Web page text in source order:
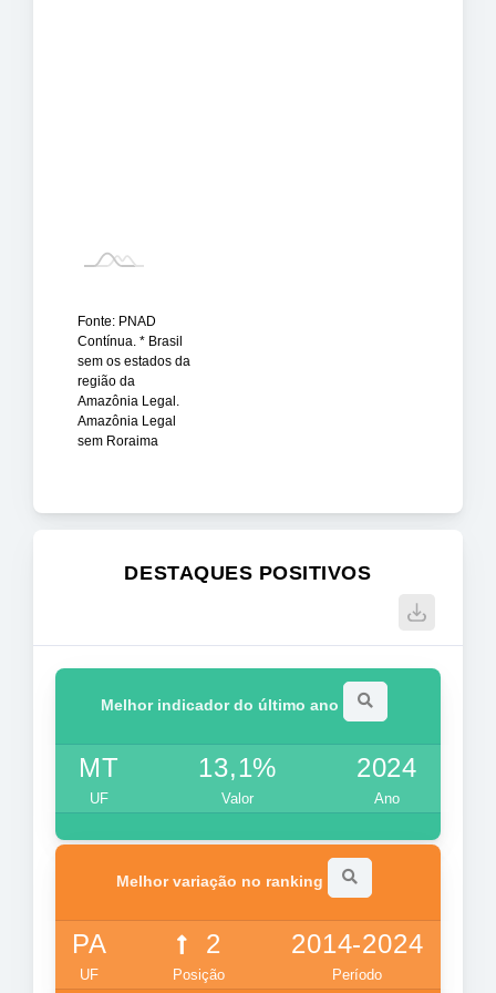
Fonte: PNAD
Contínua. * Brasil
sem os estados da
região da
Amazônia Legal.
Amazônia Legal
sem Roraima
DESTAQUES POSITIVOS
Melhor indicador do último ano
MT
UF
13,1%
Valor
2024
Ano
Melhor variação no ranking
PA
UF
2
Posição
2014-2024
Período